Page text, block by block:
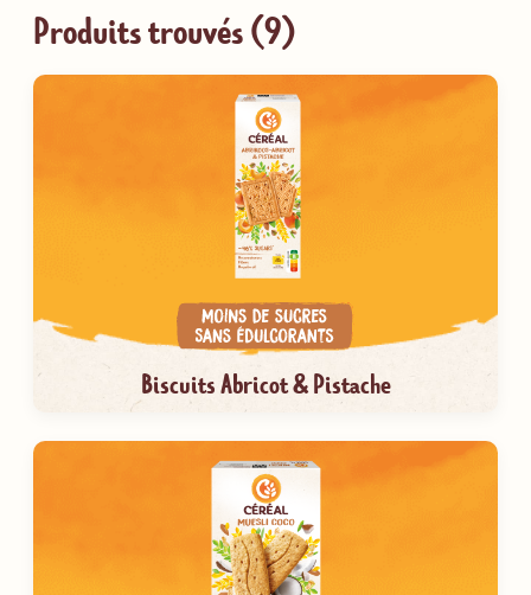
Produits trouvés (9)
Biscuits Abricot & Pistache